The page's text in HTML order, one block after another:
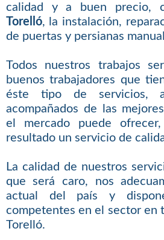
calidad y a buen precio,
Torelló, la instalación,
de puertas y persianas
Todos nuestros trabajos
buenos trabajadores que
éste tipo de servicios,
acompañados de las
el mercado puede
resultado un servicio de
La calidad de nuestros
que será caro, nos
actual del país y
competentes en el sector en
Torelló.